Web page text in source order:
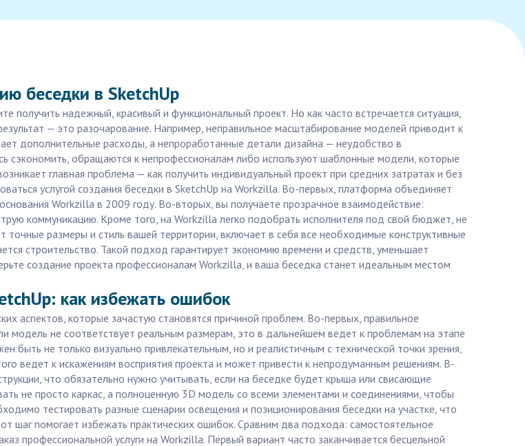
беседки в SketchUp
получить надежный, красивый и функциональный проект. Но как часто встречается ситуация,
— это разочарование. Например, неправильное масштабирование моделей приводит к
дополнительные расходы, а непроработанные детали дизайна — неудобство в
сэкономить, обращаются к непрофессионалам либо используют шаблонные модели, которые
главная проблема — как получить индивидуальный проект при средних затратах и без
услугой создания беседки в SketchUp на Workzilla. Во-первых, платформа объединяет
Workzilla в 2009 году. Во-вторых, вы получаете прозрачное взаимодействие:
коммуникацию. Кроме того, на Workzilla легко подобрать исполнителя под свой бюджет, не
размеры и стиль вашей территории, включает в себя все необходимые конструктивные
строительство. Такой подход гарантирует экономию времени и средств, уменьшает
создание проекта профессионалам Workzilla, и ваша беседка станет идеальным местом
как избежать ошибок
аспектов, которые зачастую становятся причиной проблем. Во-первых, правильное
не соответствует реальным размерам, это в дальнейшем ведет к проблемам на этапе
быть не только визуально привлекательным, но и реалистичным с технической точки зрения,
ведет к искажениям восприятия проекта и может привести к непродуманным решениям. В-
что обязательно нужно учитывать, если на беседке будет крыша или свисающие
не просто каркас, а полноценную 3D модель со всеми элементами и соединениями, чтобы
тестировать разные сценарии освещения и позиционирования беседки на участке, что
шаг помогает избежать практических ошибок. Сравним два подхода: самостоятельное
профессиональной услуги на Workzilla. Первый вариант часто заканчивается бесцельной